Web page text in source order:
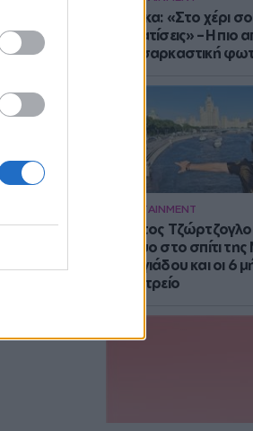
Μπάρκα: «Στο χέρι
αδυνατίσεις» – Η πιο
αυτοσαρκαστική
ENTERTAINMENT
Στράτος
έμβρυο στο σπίτι
Γεωργιάδου και οι 6
ψυχιατρείο